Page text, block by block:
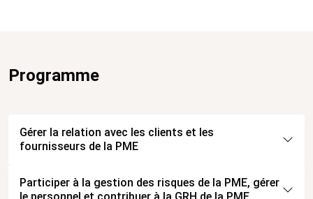
Programme
Gérer la relation avec les clients et les
fournisseurs de la PME
Participer à la gestion des risques de la PME, gérer